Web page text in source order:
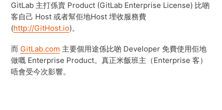
GitLab 主打係賣 Product (GitLab Enterprise License) 比啲
客自己 Host 或者幫佢地Host 埋收服務費
(http://GitHost.io)。
而 GitLab.com 主要個用途係比啲 Developer 免費使用佢地
做嘅 Enterprise Product。真正米飯班主（Enterprise 客）
唔會受今次影響。